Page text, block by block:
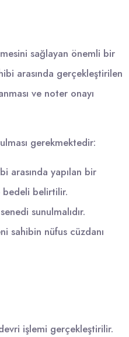
sağlayan önemli bir
arasında gerçekleştirilen
ve noter onayı
gerekmektedir:
arasında yapılan bir
bedeli belirtilir.
sunulmalıdır.
sahibin nüfus cüzdanı
işlemi gerçekleştirilir.